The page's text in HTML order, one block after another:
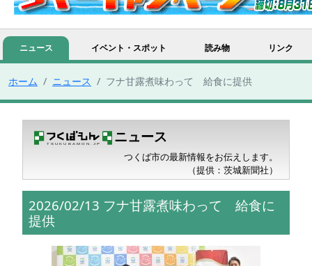
ニュース イベント・スポット 読み物 リンク
ホーム ニュース フナ甘露煮味わって 給食に提供
ニュース
つくば市の最新情報をお伝えします。
（提供：茨城新聞社）
2026/02/13 フナ甘露煮味わって 給食に
提供